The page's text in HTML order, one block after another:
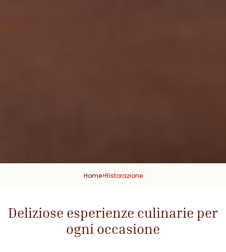
Home>Ristorazione
Deliziose esperienze culinarie per
ogni occasione